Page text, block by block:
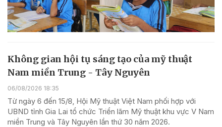
Không gian hội tụ sáng tạo của mỹ thuật
Nam miền Trung - Tây Nguyên
06/08/2026 18:35
Từ ngày 6 đến 15/8, Hội Mỹ thuật Việt Nam phối hợp với
UBND tỉnh Gia Lai tổ chức Triển lãm Mỹ thuật khu vực V Nam
miền Trung và Tây Nguyên lần thứ 30 năm 2026.